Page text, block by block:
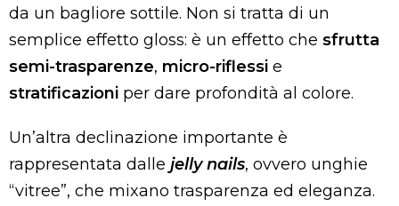
da un bagliore sottile. Non si tratta di un
semplice effetto gloss: è un effetto che sfrutta
semi-trasparenze, micro-riflessi e
stratificazioni per dare profondità al colore.
Un’altra declinazione importante è
rappresentata dalle jelly nails, ovvero unghie
“vitree”, che mixano trasparenza ed eleganza.